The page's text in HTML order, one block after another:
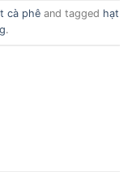
cà phê and tagged hạt
.